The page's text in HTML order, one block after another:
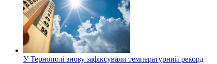
У Тернополі знову зафіксували температурний рекорд